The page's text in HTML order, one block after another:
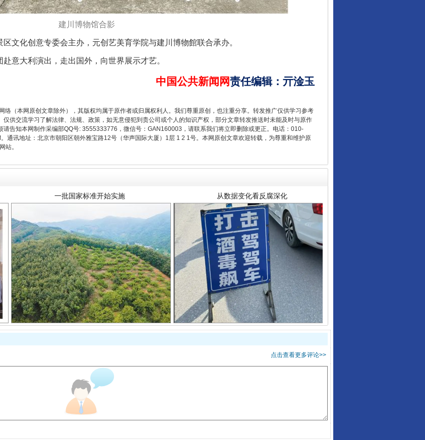
建川博物馆合影
化创意专委会主办，元创艺美育学院与建川博物館联合承办。
大利演出，走出国外，向世界展示才艺。
中国公共新闻网责任编辑： 亓淦玉
络（本网原创文章除外），其版权均属于原作者或归属权利人。我们尊重原创，也注重分享。转发推广仅供学习参考
供交流学习了解法律、法规、政策，如无意侵犯到贵公司或个人的知识产权，部分文章转发推送时未能及时与原作
告知本网制作采编部QQ号: 3555333776，微信号：GAN160003，请联系我们将立即删除或更正。电话：010-
通讯地址：北京市朝阳区朝外雅宝路12号（华声国际大厦）1层 1 2 1号。本网原创文章欢迎转载，为尊重和维护原
站。
一批国家标准开始实施 从数据变化看反腐深化
以产业富民促振兴 酒驾未被当场查获能处罚吗
从幼儿园到大学，有这些资助
点击查看更多评论>>